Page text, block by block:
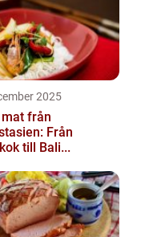
2025
från
Från
till Bali...